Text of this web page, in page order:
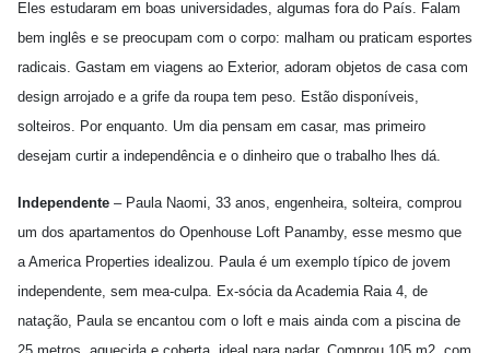
Eles estudaram em boas universidades, algumas fora do País. Falam
bem inglês e se preocupam com o corpo: malham ou praticam esportes
radicais. Gastam em viagens ao Exterior, adoram objetos de casa com
design arrojado e a grife da roupa tem peso. Estão disponíveis,
solteiros. Por enquanto. Um dia pensam em casar, mas primeiro
desejam curtir a independência e o dinheiro que o trabalho lhes dá.
Independente – Paula Naomi, 33 anos, engenheira, solteira, comprou
um dos apartamentos do Openhouse Loft Panamby, esse mesmo que
a America Properties idealizou. Paula é um exemplo típico de jovem
independente, sem mea-culpa. Ex-sócia da Academia Raia 4, de
natação, Paula se encantou com o loft e mais ainda com a piscina de